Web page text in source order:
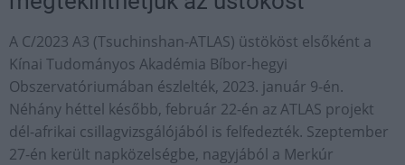
A C/2023 A3 (Tsuchinshan-ATLAS) üstököst elsőként a
Kínai Tudományos Akadémia Bíbor-hegyi
Obszervatóriumában észlelték, 2023. január 9-én.
Néhány héttel később, február 22-én az ATLAS projekt
dél-afrikai csillagvizsgálójából is felfedezték. Szeptember
27-én került napközelségbe, nagyjából a Merkúr